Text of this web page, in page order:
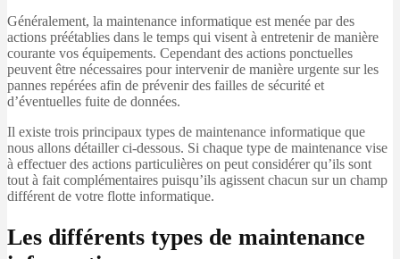
Généralement, la maintenance informatique est menée par des
actions préétablies dans le temps qui visent à entretenir de manière
courante vos équipements. Cependant des actions ponctuelles
peuvent être nécessaires pour intervenir de manière urgente sur les
pannes repérées afin de prévenir des failles de sécurité et
d’éventuelles fuite de données.
Il existe trois principaux types de maintenance informatique que
nous allons détailler ci-dessous. Si chaque type de maintenance vise
à effectuer des actions particulières on peut considérer qu’ils sont
tout à fait complémentaires puisqu’ils agissent chacun sur un champ
différent de votre flotte informatique.
Les différents types de maintenance